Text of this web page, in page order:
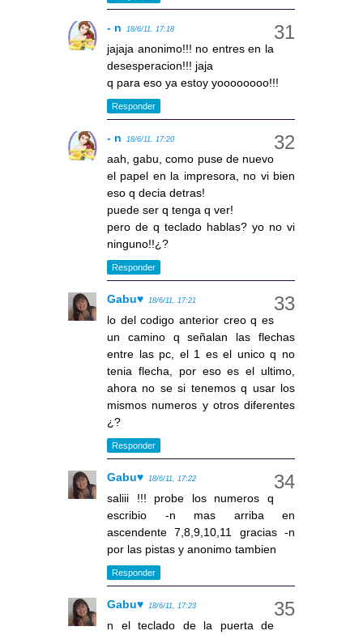
- n 18/6/11, 17:18
jajaja anonimo!!! no entres en la
desesperacion!!! jaja
q para eso ya estoy yoooooooo!!!
Responder
- n 18/6/11, 17:20
aah, gabu, como puse de nuevo
el papel en la impresora, no vi bien
eso q decia detras!
puede ser q tenga q ver!
pero de q teclado hablas? yo no vi
ninguno!!¿?
Responder
Gabu♥ 18/6/11, 17:21
lo del codigo anterior creo q es
un camino q señalan las flechas
entre las pc, el 1 es el unico q no
tenia flecha, por eso es el ultimo,
ahora no se si tenemos q usar los
mismos numeros y otros diferentes
¿?
Responder
Gabu♥ 18/6/11, 17:22
saliii !!! probe los numeros q
escribio -n mas arriba en
ascendente 7,8,9,10,11 gracias -n
por las pistas y anonimo tambien
Responder
Gabu♥ 18/6/11, 17:23
n el teclado de la puerta de